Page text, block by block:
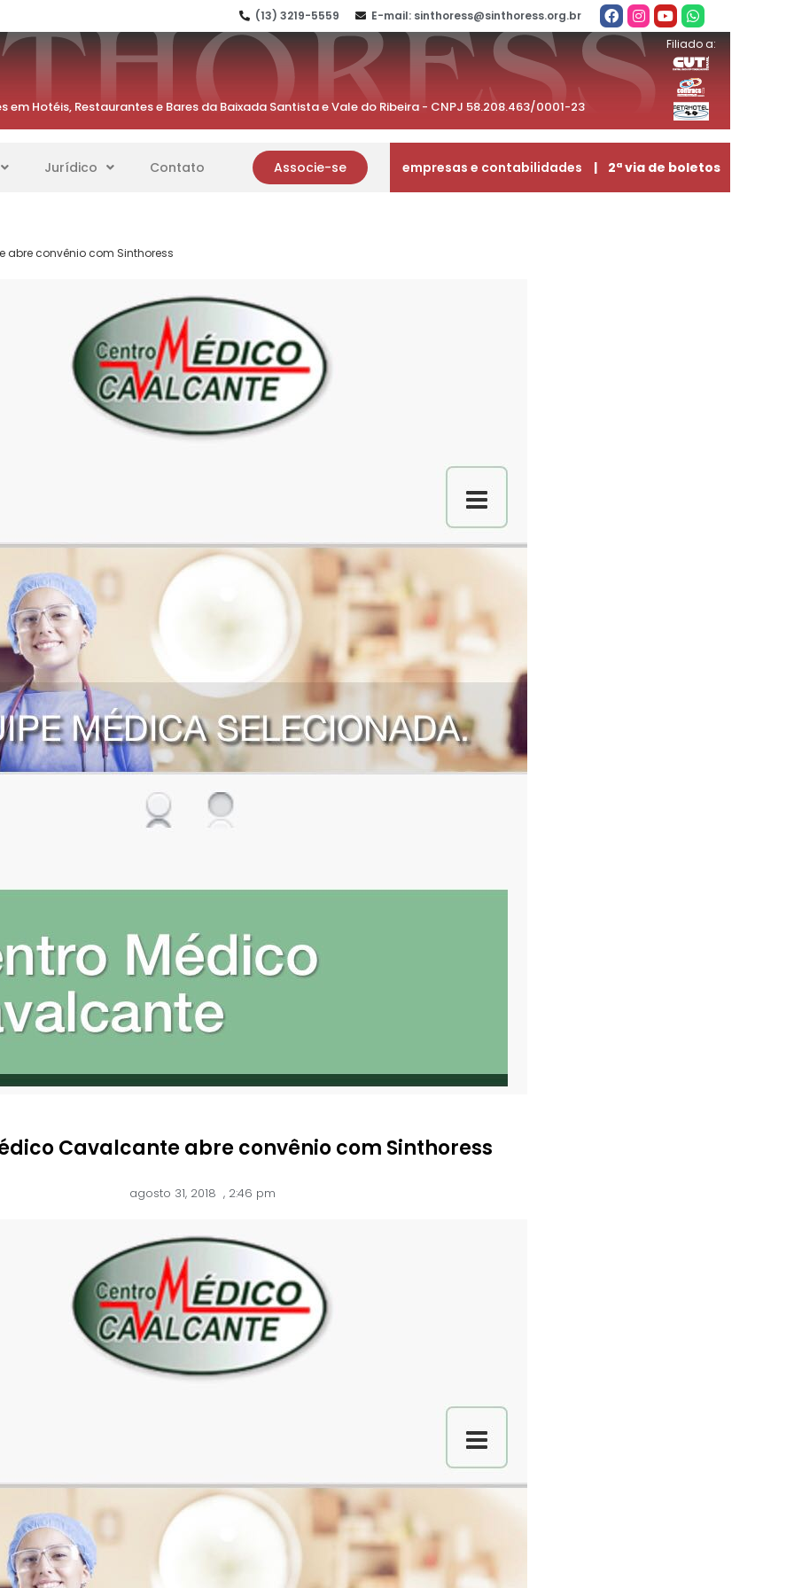
(13) 3219-5559 E-mail: sinthoress@sinthoress.org.br
Hotéis, Restaurantes e Bares da Baixada Santista e Vale do Ribeira - CNPJ 58.208.463/0001-23
Filiado a:
Jurídico Contato Associe-se empresas e contabilidades | 2ª via de boletos
abre convênio com Sinthoress
Cavalcante abre convênio com Sinthoress
agosto 31, 2018 ,2:46 pm